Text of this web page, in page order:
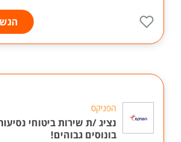
הפניקס
נציג /ת שירות ביטוחי
בונוסים גבוהים!